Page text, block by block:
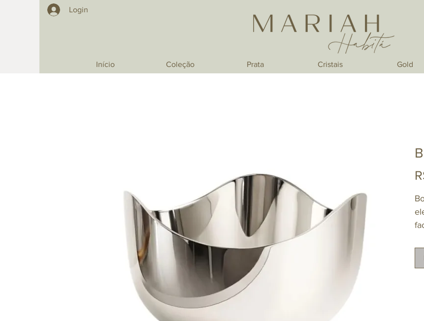
Login
Início Coleção Prata Cristais Gold